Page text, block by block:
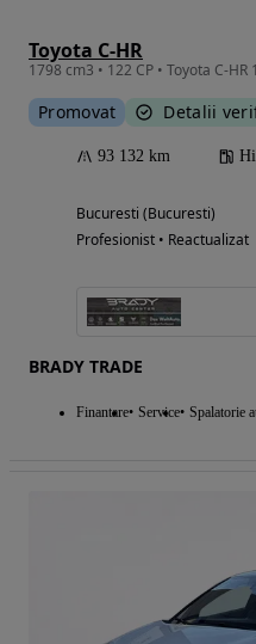
Toyota C-HR
1798 cm3 • 122 CP • Toyota C-
Promovat Detalii
93 132 km
Bucuresti (Bucuresti)
Profesionist • Reactualizat
BRADY TRADE
Finantare Service Spalatorie